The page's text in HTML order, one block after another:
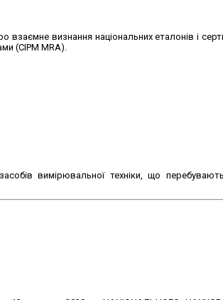
визнання національних еталонів і
(CIPM MRA).
вимірювальної техніки, що